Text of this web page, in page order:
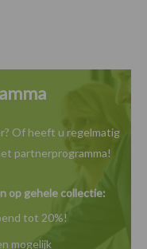
Of heeft u regelmatig
partnerprogramma!
op gehele collectie:
tot 20%!
mogelijk